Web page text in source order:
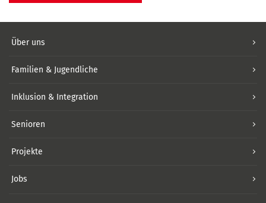
Über uns
Familien & Jugendliche
Inklusion & Integration
Senioren
Projekte
Jobs